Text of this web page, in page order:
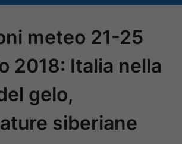
meteo 21-25
2018: Italia nella
gelo,
siberiane